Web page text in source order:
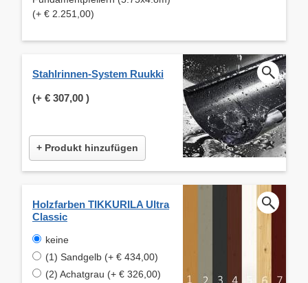
(+ € 2.251,00)
Stahlrinnen-System Ruukki
(+ € 307,00 )
+ Produkt hinzufügen
Holzfarben TIKKURILA Ultra
Classic
keine
(1) Sandgelb (+ € 434,00)
(2) Achatgrau (+ € 326,00)